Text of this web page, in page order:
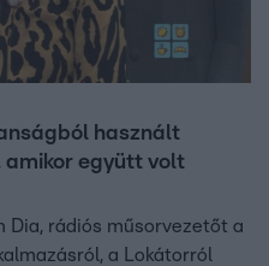
használt
amikor együtt volt
Dia, rádiós műsorvezetőt a
a Lokátorról